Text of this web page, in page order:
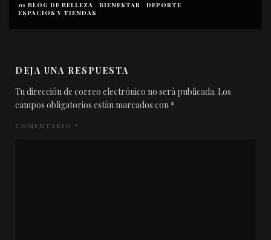
01 BLOG DE BELLEZA BIENESTAR
DEPORTE
ESPACIOS Y TIENDAS
DEJA UNA RESPUESTA
Tu dirección de correo electrónico no será publicada. Los
campos obligatorios están marcados con *
COMENTARIO *